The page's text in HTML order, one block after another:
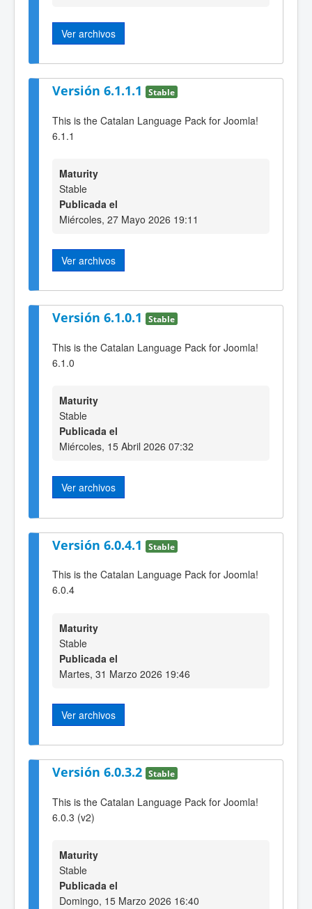
Ver archivos
Versión 6.1.1.1 Stable
This is the Catalan Language Pack for Joomla!
6.1.1
Maturity
Stable
Publicada el
Miércoles, 27 Mayo 2026 19:11
Ver archivos
Versión 6.1.0.1 Stable
This is the Catalan Language Pack for Joomla!
6.1.0
Maturity
Stable
Publicada el
Miércoles, 15 Abril 2026 07:32
Ver archivos
Versión 6.0.4.1 Stable
This is the Catalan Language Pack for Joomla!
6.0.4
Maturity
Stable
Publicada el
Martes, 31 Marzo 2026 19:46
Ver archivos
Versión 6.0.3.2 Stable
This is the Catalan Language Pack for Joomla!
6.0.3 (v2)
Maturity
Stable
Publicada el
Domingo, 15 Marzo 2026 16:40